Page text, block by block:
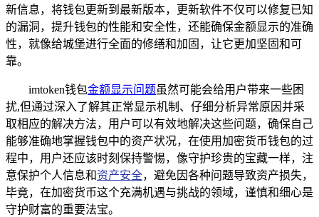
新信息，将钱包更新到最新版本，更新软件不仅可以修复已知
的漏洞，提升钱包的性能和安全性，还能确保金额显示的准确
性，就像给城堡进行全面的修缮和加固，让它更加坚固和可
靠。
imtoken钱包金额显示问题虽然可能会给用户带来一些困
扰,但通过深入了解其正常显示机制、仔细分析异常原因并采
取相应的解决方法，用户可以有效地解决这些问题，确保自己
能够准确地掌握钱包中的资产状况，在使用加密货币钱包的过
程中，用户还应该时刻保持警惕，像守护珍贵的宝藏一样，注
意保护个人信息和资产安全，避免因各种问题导致资产损失，
毕竟，在加密货币这个充满机遇与挑战的领域，谨慎和细心是
守护财富的重要法宝。